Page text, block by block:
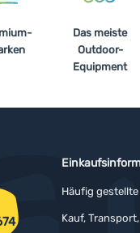
Das meiste
Outdoor-
Equipment
Häufig gestellte
Kauf,